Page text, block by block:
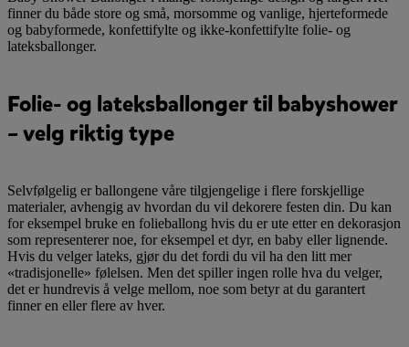
finner du både store og små, morsomme og vanlige, hjerteformede
og babyformede, konfettifylte og ikke-konfettifylte folie- og
lateksballonger.
Folie- og lateksballonger til babyshower
– velg riktig type
Selvfølgelig er ballongene våre tilgjengelige i flere forskjellige
materialer, avhengig av hvordan du vil dekorere festen din. Du kan
for eksempel bruke en folieballong hvis du er ute etter en dekorasjon
som representerer noe, for eksempel et dyr, en baby eller lignende.
Hvis du velger lateks, gjør du det fordi du vil ha den litt mer
«tradisjonelle» følelsen. Men det spiller ingen rolle hva du velger,
det er hundrevis å velge mellom, noe som betyr at du garantert
finner en eller flere av hver.